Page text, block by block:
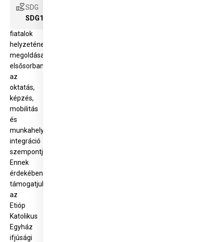
szempontjából
fiatalok
helyzetének
megoldása,
elsősorban
az
oktatás,
képzés,
mobilitás
és
munkahelypiaci
integráció
szempontjából.
Ennek
érdekében
támogatjuk
az
Etióp
Katolikus
Egyház
ifjúsági
volunteer_activismSDG
SDG16